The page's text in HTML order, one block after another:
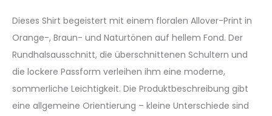
Dieses Shirt begeistert mit einem floralen Allover-Print in
Orange-, Braun- und Naturtönen auf hellem Fond. Der
Rundhalsausschnitt, die überschnittenen Schultern und
die lockere Passform verleihen ihm eine moderne,
sommerliche Leichtigkeit. Die Produktbeschreibung gibt
eine allgemeine Orientierung – kleine Unterschiede sind